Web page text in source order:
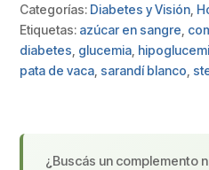
Categorías: Diabetes y Visión
Etiquetas: azúcar en sangre
diabetes glucemia
pata de vaca sarandí blanco
¿Buscás un complemento